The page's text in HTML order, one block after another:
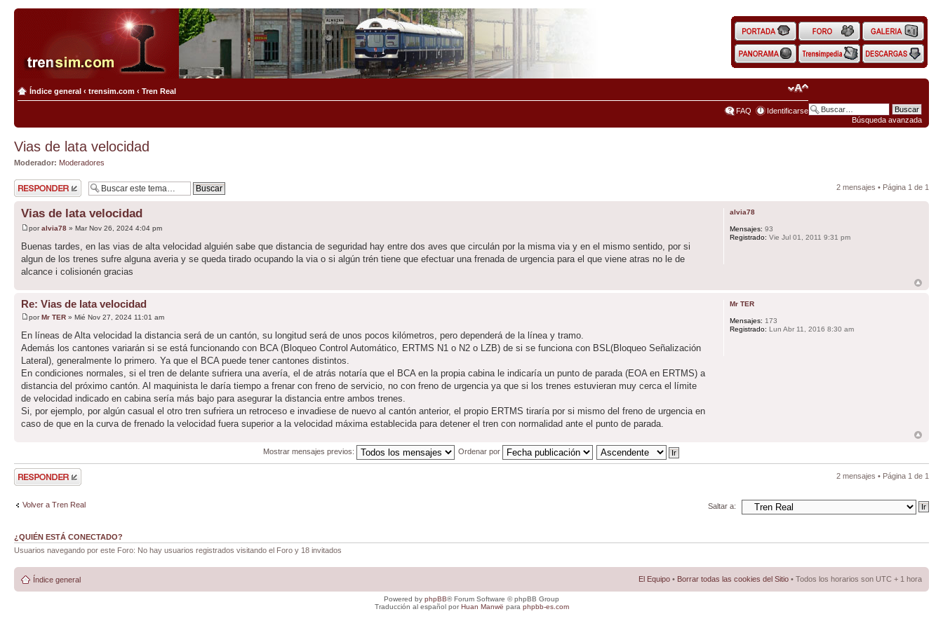
Búsqueda avanzada
Índice general ‹ trensim.com ‹ Tren Real
FAQ Identificarse
Vias de lata velocidad
Moderador: Moderadores
Publicar una
respuesta
2 mensajes • Página 1 de 1
Vias de lata velocidad
poralvia78 » Mar Nov 26, 2024 4:04 pm
Buenas tardes, en las vias de alta velocidad alguién sabe que distancia de seguridad hay entre dos aves que circulán por la misma via y en el mismo sentido, por si
algun de los trenes sufre alguna averia y se queda tirado ocupando la via o si algún trén tiene que efectuar una frenada de urgencia para el que viene atras no le de
alcance i colisionén gracias
alvia78
Mensajes: 93
Registrado: Vie Jul 01, 2011 9:31 pm
Re: Vias de lata velocidad
porMr TER » Mié Nov 27, 2024 11:01 am
En líneas de Alta velocidad la distancia será de un cantón, su longitud será de unos pocos kilómetros, pero dependerá de la línea y tramo.
Además los cantones variarán si se está funcionando con BCA (Bloqueo Control Automático, ERTMS N1 o N2 o LZB) de si se funciona con BSL(Bloqueo Señalización
Lateral), generalmente lo primero. Ya que el BCA puede tener cantones distintos.
En condiciones normales, si el tren de delante sufriera una avería, el de atrás notaría que el BCA en la propia cabina le indicaría un punto de parada (EOA en ERTMS) a
distancia del próximo cantón. Al maquinista le daría tiempo a frenar con freno de servicio, no con freno de urgencia ya que si los trenes estuvieran muy cerca el límite
de velocidad indicado en cabina sería más bajo para asegurar la distancia entre ambos trenes.
Si, por ejemplo, por algún casual el otro tren sufriera un retroceso e invadiese de nuevo al cantón anterior, el propio ERTMS tiraría por si mismo del freno de urgencia en
caso de que en la curva de frenado la velocidad fuera superior a la velocidad máxima establecida para detener el tren con normalidad ante el punto de parada.
Mr TER
Mensajes: 173
Registrado: Lun Abr 11, 2016 8:30 am
Mostrar mensajes previos: Ordenar por
Publicar una
respuesta
2 mensajes • Página 1 de 1
Volver a Tren Real Saltar a:
¿QUIÉN ESTÁ CONECTADO?
Usuarios navegando por este Foro: No hay usuarios registrados visitando el Foro y 18 invitados
Índice general El Equipo • Borrar todas las cookies del Sitio • Todos los horarios son UTC + 1 hora
Powered by phpBB® Forum Software © phpBB Group
Traducción al español porHuan Manwë para phpbb-es.com